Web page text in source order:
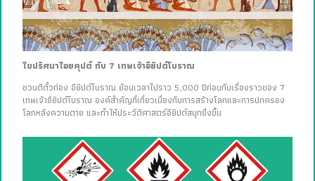
ไขปริศนาไอยคุปต์ กับ 7 เทพเจ้าอียิปต์โบราณ
ชวนตีตั๋วท่อง อียิปต์โบราณ ย้อนเวลาไปราว 5,000 ปีก่อนกับเรื่องราวของ 7
เทพเจ้าอียิปต์โบราณ องค์สำคัญที่เกี่ยวเนื่องกับการสร้างโลกและการปกครอง
โลกหลังความตาย และทำให้ประวัติศาสตร์อียิปต์สนุกยิ่งขึ้น